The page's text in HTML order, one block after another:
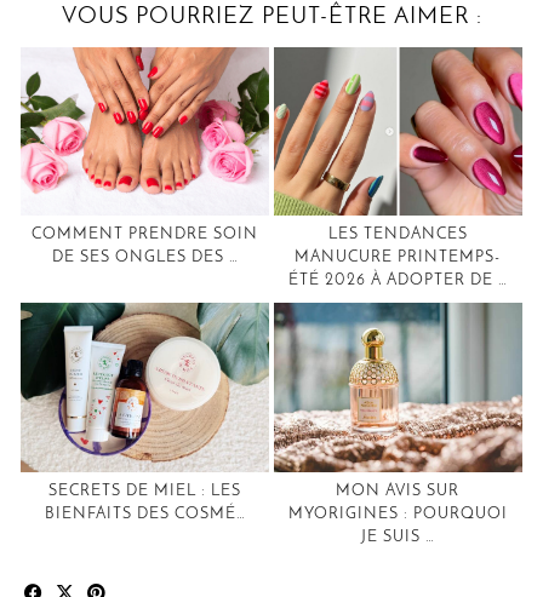
VOUS POURRIEZ PEUT-ÊTRE AIMER :
COMMENT PRENDRE SOIN
DE SES ONGLES DES …
LES TENDANCES
MANUCURE PRINTEMPS-
ÉTÉ 2026 À ADOPTER DE …
SECRETS DE MIEL : LES
BIENFAITS DES COSMÉ…
MON AVIS SUR
MYORIGINES : POURQUOI
JE SUIS …